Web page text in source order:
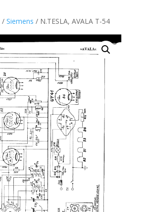
/ Siemens / N.TESLA, AVALA T-54